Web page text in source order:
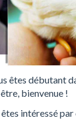
êtes débutant
bienvenue !
intéressé